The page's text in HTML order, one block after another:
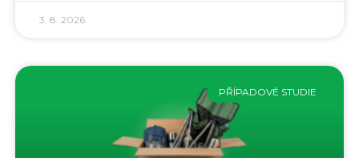
3. 8. 2026
PŘÍPADOVÉ STUDIE